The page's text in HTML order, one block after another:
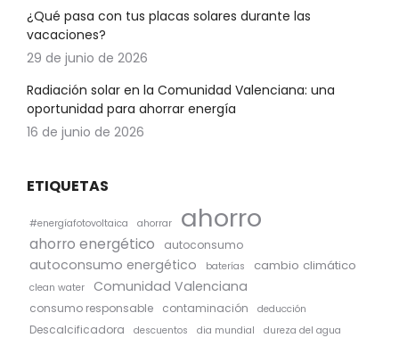
¿Qué pasa con tus placas solares durante las
vacaciones?
29 de junio de 2026
Radiación solar en la Comunidad Valenciana: una
oportunidad para ahorrar energía
16 de junio de 2026
ETIQUETAS
#energíafotovoltaica ahorrar ahorro
ahorro energético autoconsumo
autoconsumo energético baterías cambio climático
clean water Comunidad Valenciana
consumo responsable contaminación deducción
Descalcificadora descuentos dia mundial dureza del agua